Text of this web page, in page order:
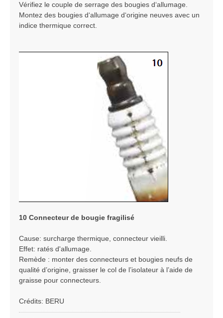
Vérifiez le couple de serrage des bougies d‘allumage.
Montez des bougies d‘allumage d‘origine neuves avec un
indice thermique correct.
10 Connecteur de bougie fragilisé
Cause: surcharge thermique, connecteur vieilli.
Effet: ratés d'allumage.
Remède : monter des connecteurs et bougies neufs de
qualité d’origine, graisser le col de l’isolateur à l’aide de
graisse pour connecteurs.
Crédits: BERU